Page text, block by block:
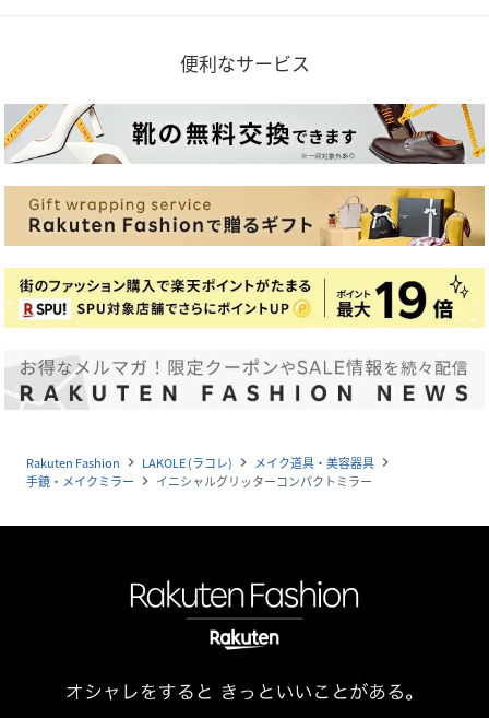
便利なサービス
Rakuten Fashion navigate_next LAKOLE (ラコレ) navigate_next メイク道具・美容器具 navigate_next
手鏡・メイクミラー navigate_next イニシャルグリッターコンパクトミラー